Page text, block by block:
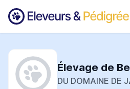
Élevage de
DU DOMAINE DE